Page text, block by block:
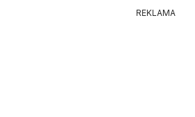
REKLAMA